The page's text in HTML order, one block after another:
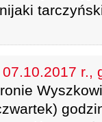
07.10.2017 r.,